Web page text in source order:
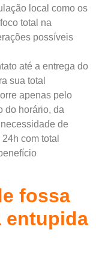
local como os
total na
possíveis
até a entrega do
sua total
apenas pelo
do horário, da
de
com total
fossa
entupida